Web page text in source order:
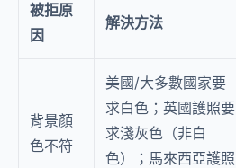
被拒原
因
解決方法
背景顏
色不符
美國/大多數國家要
求白色；英國護照要
求淺灰色（非白
色）；馬來西亞護照